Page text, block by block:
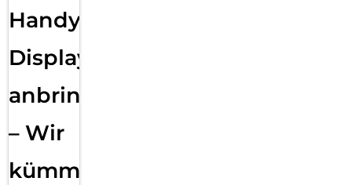
Handy
Displayfolie
anbringen
– Wir
kümmern